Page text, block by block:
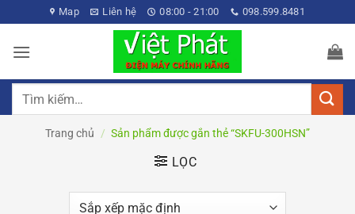
qua
nội
Map Liên hệ 08:00 - 21:00 098.599.8481
Tìm
Trang chủ / Sản phẩm được gắn thẻ “SKFU-300HSN”
LỌC